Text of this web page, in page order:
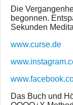
Die
begonnen.
Sekunden
www.curse.de
Das Buch und